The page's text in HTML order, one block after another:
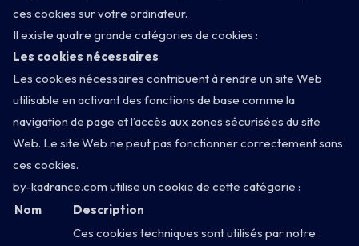
ces cookies sur votre ordinateur.
Il existe quatre grande catégories de cookies :
Les cookies nécessaires
Les cookies nécessaires contribuent à rendre un site Web
utilisable en activant des fonctions de base comme la
navigation de page et l’accès aux zones sécurisées du site
Web. Le site Web ne peut pas fonctionner correctement sans
ces cookies.
by-kadrance.com utilise un cookie de cette catégorie :
Nom
Description
Ces cookies techniques sont utilisés par notre